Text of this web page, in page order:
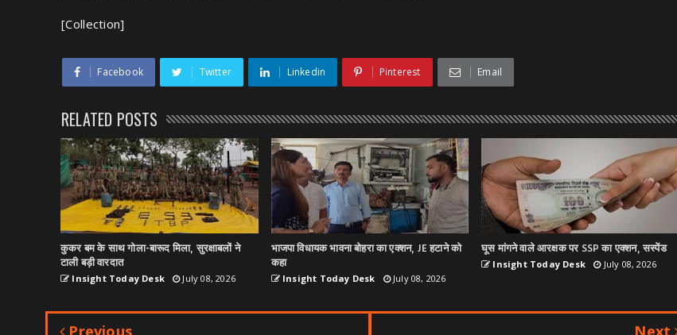
[Collection]
Facebook Twitter Linkedin Pinterest Email
RELATED POSTS
कुकर बम के साथ गोला-बारूद मिला, सुरक्षाबलों ने
टाली बड़ी वारदात
Insight Today Desk July 08, 2026
भाजपा विधायक भावना बोहरा का एक्शन, JE हटाने को
कहा
Insight Today Desk July 08, 2026
घूस मांगने वाले आरक्षक पर SSP का एक्शन, सस्पेंड
Insight Today Desk July 08, 2026
Previous Next